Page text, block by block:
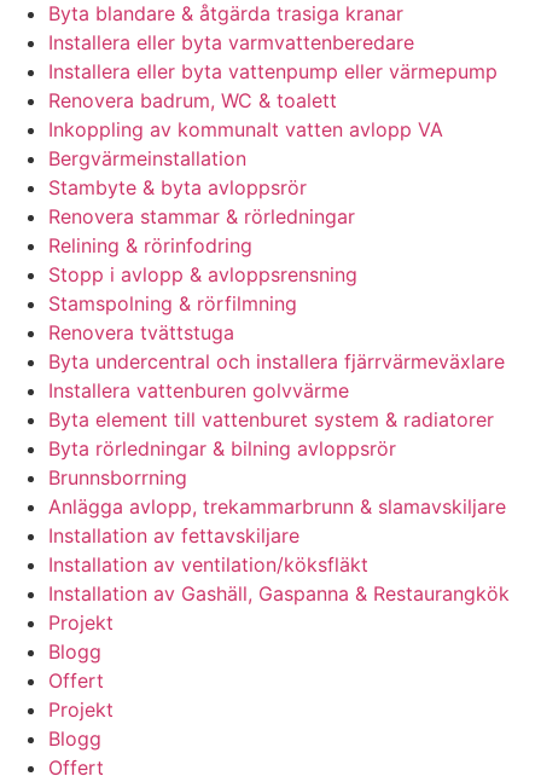
Byta blandare & åtgärda trasiga kranar
Installera eller byta varmvattenberedare
Installera eller byta vattenpump eller värmepump
Renovera badrum, WC & toalett
Inkoppling av kommunalt vatten avlopp VA
Bergvärmeinstallation
Stambyte & byta avloppsrör
Renovera stammar & rörledningar
Relining & rörinfodring
Stopp i avlopp & avloppsrensning
Stamspolning & rörfilmning
Renovera tvättstuga
Byta undercentral och installera fjärrvärmeväxlare
Installera vattenburen golvvärme
Byta element till vattenburet system & radiatorer
Byta rörledningar & bilning avloppsrör
Brunnsborrning
Anlägga avlopp, trekammarbrunn & slamavskiljare
Installation av fettavskiljare
Installation av ventilation/köksfläkt
Installation av Gashäll, Gaspanna & Restaurangkök
Projekt
Blogg
Offert
Projekt
Blogg
Offert